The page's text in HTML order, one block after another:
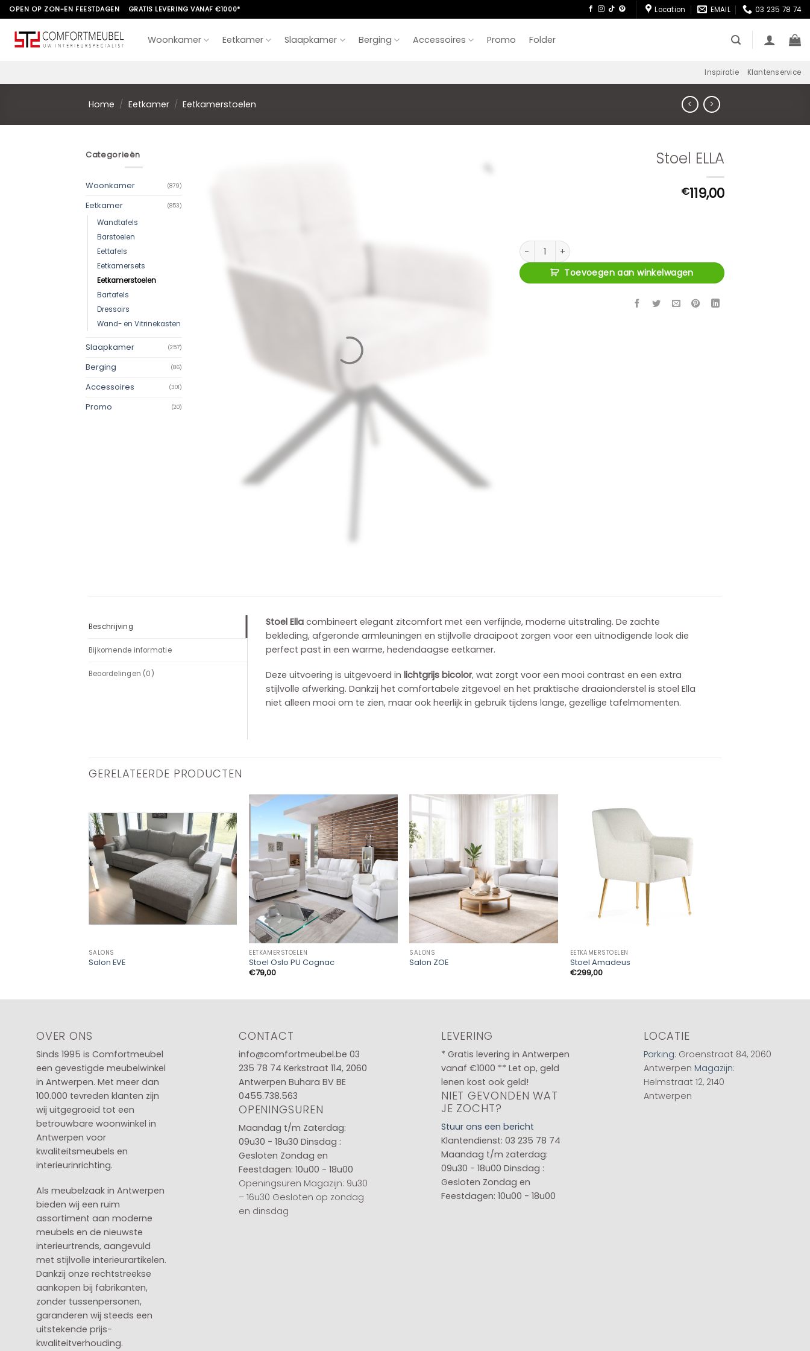
Skip
to
content
OPEN OP ZON-EN FEESTDAGEN GRATIS LEVERING VANAF €1000* Location EMAIL 03 235 78 74
Woonkamer Eetkamer Slaapkamer Berging Accessoires Promo Folder
Inspiratie Klantenservice
Home / Eetkamer / Eetkamerstoelen
Categorieën
Woonkamer (879)
Eetkamer (853)
Wandtafels
Barstoelen
Eettafels
Eetkamersets
Eetkamerstoelen
Bartafels
Dressoirs
Wand- en Vitrinekasten
Slaapkamer (257)
Berging (86)
Accessoires (301)
Promo (20)
Stoel ELLA
€119,00
Stoel ELLA aantal
Toevoegen aan winkelwagen
Beschrijving
Bijkomende informatie
Beoordelingen (0)
Stoel Ellacombineert elegant zitcomfort met een verfijnde, moderne uitstraling. De zachte
bekleding, afgeronde armleuningen en stijlvolle draaipoot zorgen voor een uitnodigende look die
perfect past in een warme, hedendaagse eetkamer.
Deze uitvoering is uitgevoerd in lichtgrijs bicolor, wat zorgt voor een mooi contrast en een extra
stijlvolle afwerking. Dankzij het comfortabele zitgevoel en het praktische draaionderstel is stoel Ella
niet alleen mooi om te zien, maar ook heerlijk in gebruik tijdens lange, gezellige tafelmomenten.
GERELATEERDE PRODUCTEN
SALONS
Salon EVE
EETKAMERSTOELEN
Stoel Oslo PU Cognac
€79,00
SALONS
Salon ZOE
EETKAMERSTOELEN
Stoel Amadeus
€299,00
OVER ONS
Sinds 1995 is Comfortmeubel
een gevestigde meubelwinkel
in Antwerpen. Met meer dan
100.000 tevreden klanten zijn
wij uitgegroeid tot een
betrouwbare woonwinkel in
Antwerpen voor
kwaliteitsmeubels en
interieurinrichting.
Als meubelzaak in Antwerpen
bieden wij een ruim
assortiment aan moderne
meubels en de nieuwste
interieurtrends, aangevuld
met stijlvolle interieurartikelen.
Dankzij onze rechtstreekse
aankopen bij fabrikanten,
zonder tussenpersonen,
garanderen wij steeds een
uitstekende prijs-
kwaliteitverhouding.
CONTACT
info@comfortmeubel.be 03
235 78 74 Kerkstraat 114, 2060
Antwerpen Buhara BV BE
0455.738.563
OPENINGSUREN
Maandag t/m Zaterdag:
09u30 - 18u30 Dinsdag :
Gesloten Zondag en
Feestdagen: 10u00 - 18u00
Openingsuren Magazijn: 9u30
– 16u30 Gesloten op zondag
en dinsdag
LEVERING
* Gratis levering in Antwerpen
vanaf €1000 ** Let op, geld
lenen kost ook geld!
NIET GEVONDEN WAT
JE ZOCHT?
Stuur ons een bericht
Klantendienst: 03 235 78 74
Maandag t/m zaterdag:
09u30 - 18u00 Dinsdag :
Gesloten Zondag en
Feestdagen: 10u00 - 18u00
LOCATIE
Parking: Groenstraat 84, 2060
Antwerpen Magazijn:
Helmstraat 12, 2140
Antwerpen